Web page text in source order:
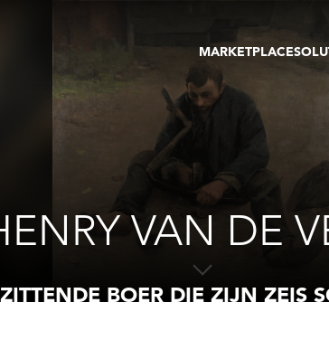
MARKETPLACE
OEUVRES D'ART
GALERIES
TOURS VIRTUELS
PUBLICATIONS
EVENTS
VAN DE
ZITTENDE BOER DIE ZIJN ZEIS